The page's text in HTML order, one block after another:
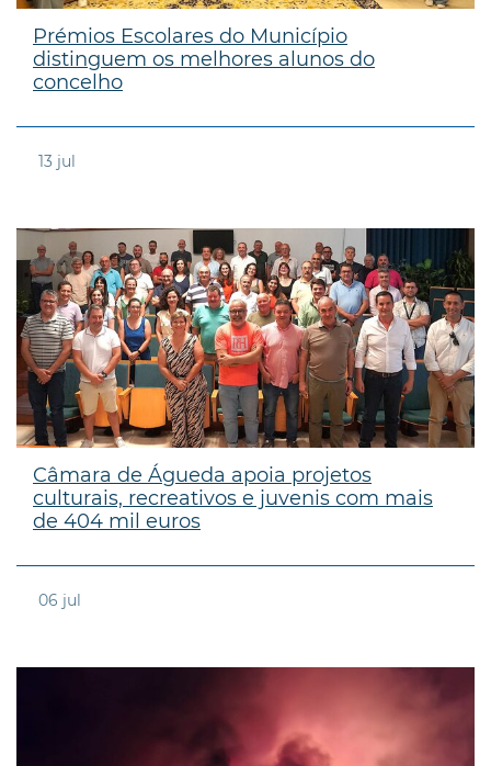
Prémios Escolares do Município
distinguem os melhores alunos do
concelho
13 jul
Câmara de Águeda apoia projetos
culturais, recreativos e juvenis com mais
de 404 mil euros
06 jul